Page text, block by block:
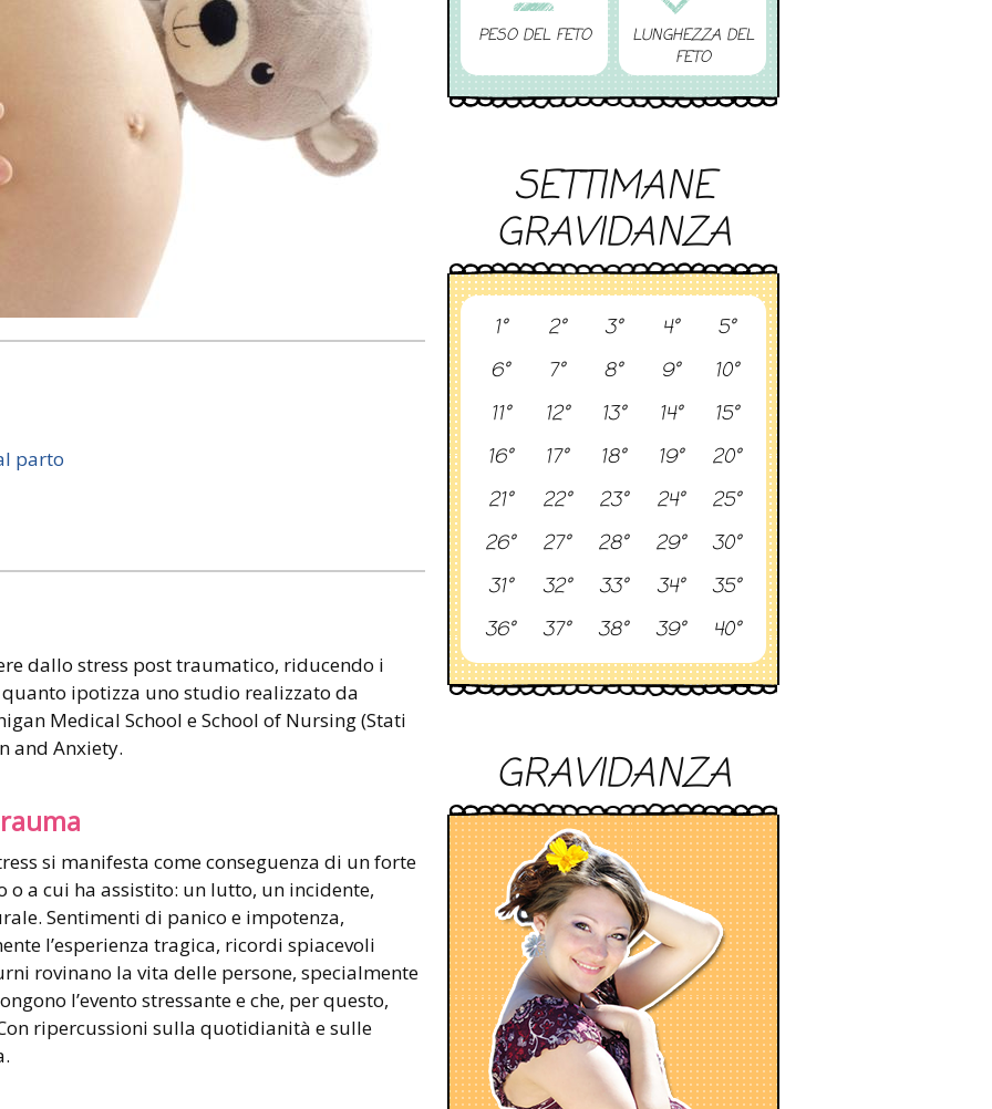
parto
dallo stress post traumatico, riducendo i
ipotizza uno studio realizzato da
Medical School e School of Nursing (Stati
and Anxiety.
si manifesta come conseguenza di un forte
o a cui ha assistito: un lutto, un incidente,
Sentimenti di panico e impotenza,
l’esperienza tragica, ricordi spiacevoli
rovinano la vita delle persone, specialmente
l’evento stressante e che, per questo,
ripercussioni sulla quotidianità e sulle
PESO DEL FETO
LUNGHEZZA DEL
FETO
SETTIMANE
GRAVIDANZA
1° 2° 3° 4°
5°
6°
7° 8° 9°
10°
11°
12° 13° 14°
15°
16°
17° 18° 19°
20°
21°
22° 23° 24°
25°
26°
27° 28° 29°
30°
31°
32° 33° 34°
35°
36°
37° 38° 39° 40°
GRAVIDANZA